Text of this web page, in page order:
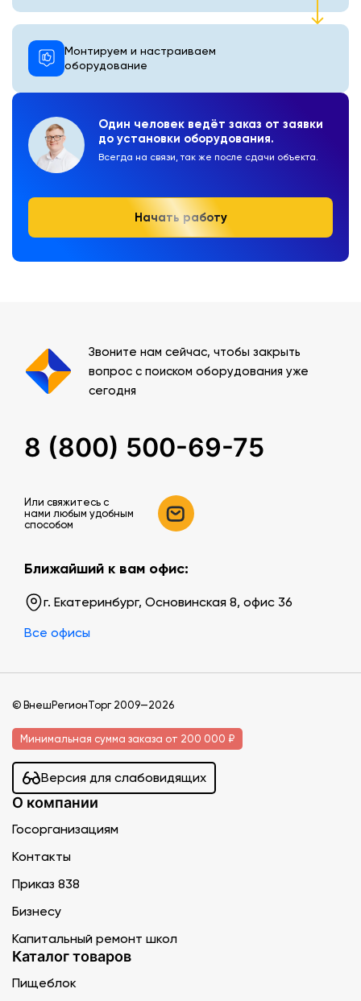
Один человек ведёт заказ от заявки
до установки оборудования.
Всегда на связи, так же после сдачи объекта.
Начать работу
Монтируем и настраиваем
оборудование
Звоните нам сейчас, чтобы закрыть
вопрос с поиском оборудования уже
сегодня
8 (800) 500-69-75
Или свяжитесь c
нами любым удобным
способом
Ближайший к вам офис:
г. Екатеринбург, Основинская 8, офис 36
Все офисы
© ВнешРегионТорг 2009—2026
Минимальная сумма заказа от 200 000 ₽
Версия для слабовидящих
О компании
Госорганизациям
Контакты
Приказ 838
Бизнесу
Капитальный ремонт школ
Каталог товаров
Пищеблок